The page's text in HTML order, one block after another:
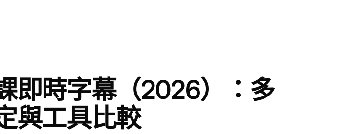
即時字幕（2026）：多
與工具比較